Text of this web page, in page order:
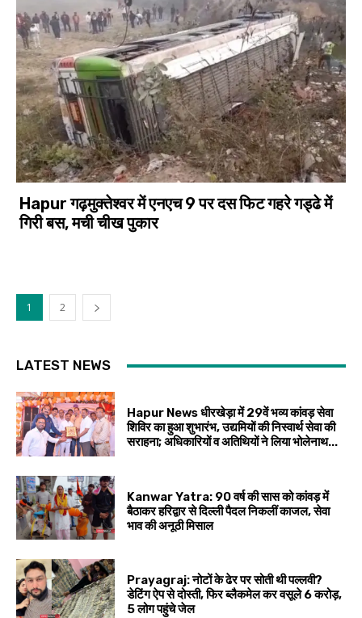
Hapur गढ़मुक्तेश्वर में एनएच 9 पर दस फिट गहरे गड्ढे में
गिरी बस, मची चीख पुकार
1 2
LATEST NEWS
Hapur News धीरखेड़ा में 29वें भव्य कांवड़ सेवा
शिविर का हुआ शुभारंभ, उद्यमियों की निस्वार्थ सेवा की
सराहना; अधिकारियों व अतिथियों ने लिया भोलेनाथ...
Kanwar Yatra: 90 वर्ष की सास को कांवड़ में
बैठाकर हरिद्वार से दिल्ली पैदल निकलीं काजल, सेवा
भाव की अनूठी मिसाल
Prayagraj: नोटों के ढेर पर सोती थी पल्लवी?
डेटिंग ऐप से दोस्ती, फिर ब्लैकमेल कर वसूले ₹6 करोड़,
5 लोग पहुंचे जेल